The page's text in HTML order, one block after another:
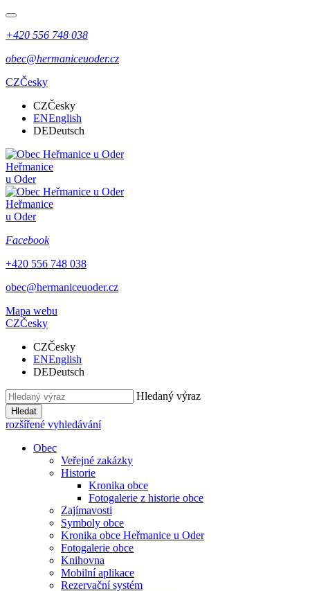
+420 556 748 038
obec@hermaniceuoder.cz
CZČesky
CZČesky
ENEnglish
DEDeutsch
Heřmanice
u Oder
Heřmanice
u Oder
Facebook
+420 556 748 038
obec@hermaniceuoder.cz
Mapa webu
CZČesky
CZČesky
ENEnglish
DEDeutsch
Hledaný výraz
Hledat
rozšířené vyhledávání
Obec
Veřejné zakázky
Historie
Kronika obce
Fotogalerie z historie obce
Zajímavosti
Symboly obce
Kronika obce Heřmanice u Oder
Fotogalerie obce
Knihovna
Mobilní aplikace
Rezervační systém